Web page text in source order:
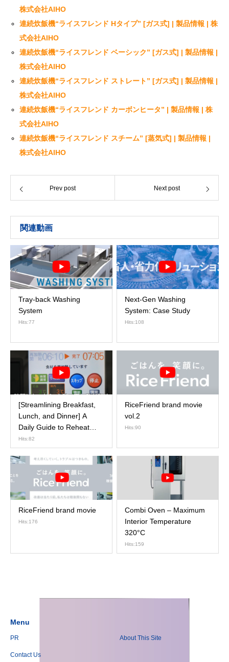
株式会社AIHO
連続炊飯機“ライスフレンド Hタイプ” [ガス式] | 製品情報 | 株
式会社AIHO
連続炊飯機“ライスフレンド ベーシック” [ガス式] | 製品情報 |
株式会社AIHO
連続炊飯機“ライスフレンド ストレート” [ガス式] | 製品情報 |
株式会社AIHO
連続炊飯機“ライスフレンド カーボンヒータ” | 製品情報 | 株
式会社AIHO
連続炊飯機“ライスフレンド スチーム” [蒸気式] | 製品情報 |
株式会社AIHO
Prev post Next post
関連動画
Tray-back Washing
System
Hits:77
Next-Gen Washing
System: Case Study
Hits:108
[Streamlining Breakfast,
Lunch, and Dinner] A
Daily Guide to Reheat
Cooker Operations
Hits:82
RiceFriend brand movie
vol.2
Hits:90
RiceFriend brand movie
Hits:176
Combi Oven – Maximum
Interior Temperature
320°C
Hits:159
Menu
PR About This Site
Contact Us